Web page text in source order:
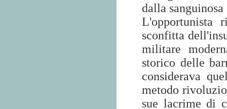
dalla sanguinosa
L'opportunista
sconfitta
militare
storico delle
considerava
metodo
sue lacrime di